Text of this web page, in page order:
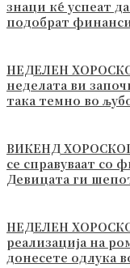
знаци ќе успеат
подобрат
НЕДЕЛЕН
неделата ви
така темно во
ВИКЕНД
се справуваат со
Девицата ги
НЕДЕЛЕН
реализација на
донесете одлука